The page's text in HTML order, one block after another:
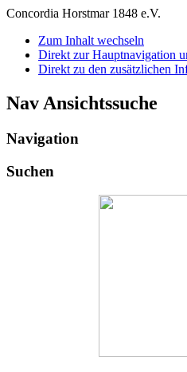
Concordia Horstmar 1848 e.V.
Zum Inhalt wechseln
Direkt zur Hauptnavigation
Direkt zu den zusätzlichen
Nav Ansichtssuche
Navigation
Suchen